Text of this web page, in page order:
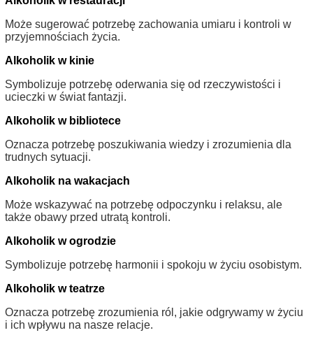
Może sugerować potrzebę zachowania umiaru i kontroli w
przyjemnościach życia.
Alkoholik w kinie
Symbolizuje potrzebę oderwania się od rzeczywistości i
ucieczki w świat fantazji.
Alkoholik w bibliotece
Oznacza potrzebę poszukiwania wiedzy i zrozumienia dla
trudnych sytuacji.
Alkoholik na wakacjach
Może wskazywać na potrzebę odpoczynku i relaksu, ale
także obawy przed utratą kontroli.
Alkoholik w ogrodzie
Symbolizuje potrzebę harmonii i spokoju w życiu osobistym.
Alkoholik w teatrze
Oznacza potrzebę zrozumienia ról, jakie odgrywamy w życiu
i ich wpływu na nasze relacje.